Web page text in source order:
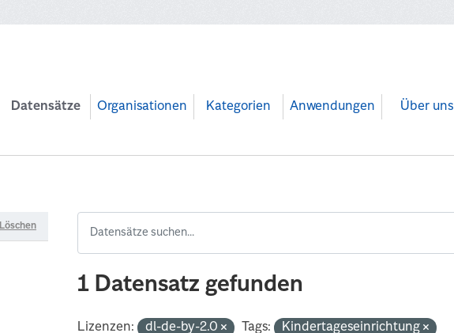
Datensätze Organisationen Kategorien Anwendungen Über uns
Löschen
1 Datensatz gefunden
Lizenzen: dl-de-by-2.0 Tags:
Kindertageseinrichtung